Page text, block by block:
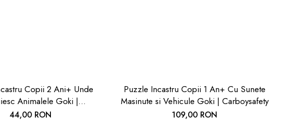
Copii 2 Ani+ Unde
Animalele Goki |
Carboysafety.ro
44,00 RON
Puzzle Incastru Copii 1 An+ Cu Sunete
Masinute si Vehicule Goki | Carboysafety
109,00 RON